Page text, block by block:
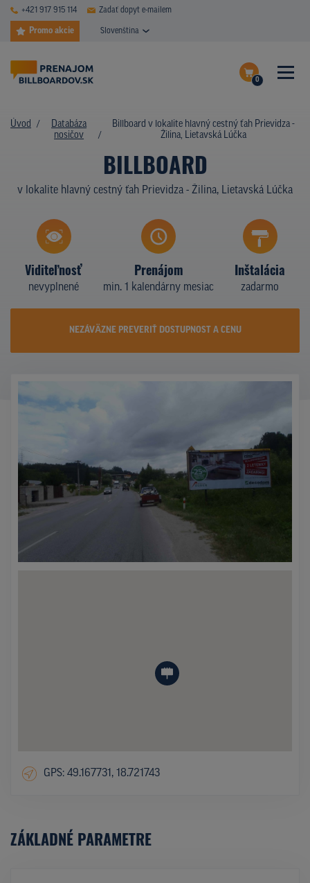
+421 917 915 114 Zadať dopyt e-mailem
Promo akcie Slovenština
0
Dokončiť dopyt
DATABÁZA NOSIČOV
PLOCHY V AKCII
CENY
TYPY NOSIČOV
KTO SME
KONTAKTY
Úvod
Databáza
nosičov
Billboard v lokalite hlavný cestný ťah Prievidza -
Žilina, Lietavská Lúčka
BILLBOARD
v lokalite hlavný cestný ťah Prievidza - Žilina, Lietavská Lúčka
Viditeľnosť
nevyplnené
Prenájom
min. 1 kalendárny mesiac
Inštalácia
zadarmo
NEZÁVÄZNE PREVERIŤ DOSTUPNOST A CENU
GPS: 49.167731, 18.721743
ZÁKLADNÉ PARAMETRE